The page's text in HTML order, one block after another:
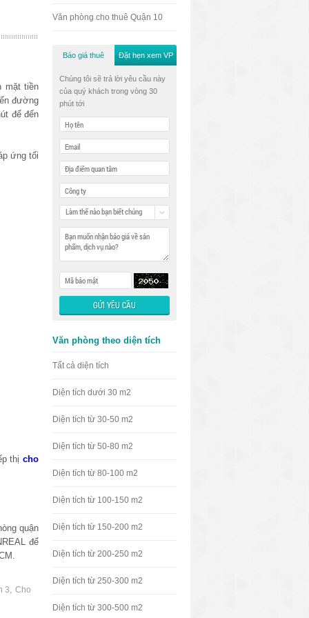
mặt tiền
đường
để đến
ứng tối
thị cho
quận
để
3 Cho
Văn phòng cho thuê Quận 10
Báo giá thuê Đặt hẹn xem VP
Chúng tôi sẽ trả lời yêu cầu này
của quý khách trong vòng 30
phút tới
Làm thế nào bạn biết chúng
Văn phòng theo diện tích
Tất cả diện tích
Diện tích dưới 30 m2
Diện tích từ 30-50 m2
Diện tích từ 50-80 m2
Diện tích từ 80-100 m2
Diện tích từ 100-150 m2
Diện tích từ 150-200 m2
Diện tích từ 200-250 m2
Diện tích từ 250-300 m2
Diện tích từ 300-500 m2